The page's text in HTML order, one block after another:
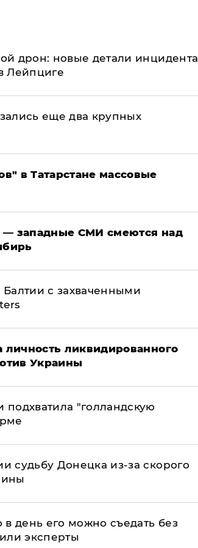
дрон: новые детали инцидента
Лейпциге
еще два крупных
в Татарстане массовые
— западные СМИ смеются над
с захваченными
личность ликвидированного
Украины
"голландскую
судьбу Донецка из-за скорого
день его можно съедать без
эксперты